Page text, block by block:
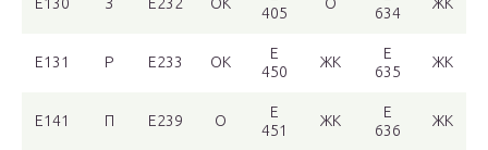
405
634
Е131 Р Е233 ОК
Е
450
ЖК
Е
635
ЖК
Е141 П Е239 О
Е
451
ЖК
Е
636
ЖК